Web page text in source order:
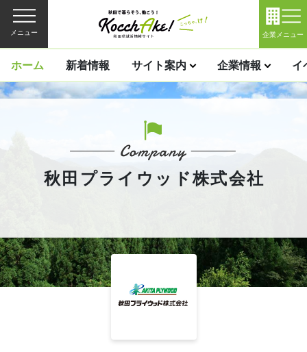
メニュー 企業メニュー
ホーム 新着情報 サイト案内 企業情報 イ
秋田プライウッド株式会社